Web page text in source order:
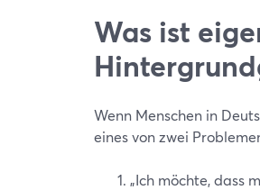
Was ist
Wenn Menschen in
eines von zwei
„Ich möchte, dass